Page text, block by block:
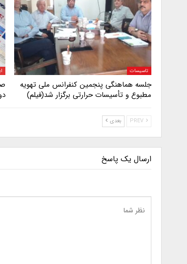
تاسیسات
جلسه هماهنگی پنجمین کنفرانس ملی تهویه
مطبوع و تأسیسات حرارتی برگزار شد(فیلم)
بعدی
ارسال یک پاسخ